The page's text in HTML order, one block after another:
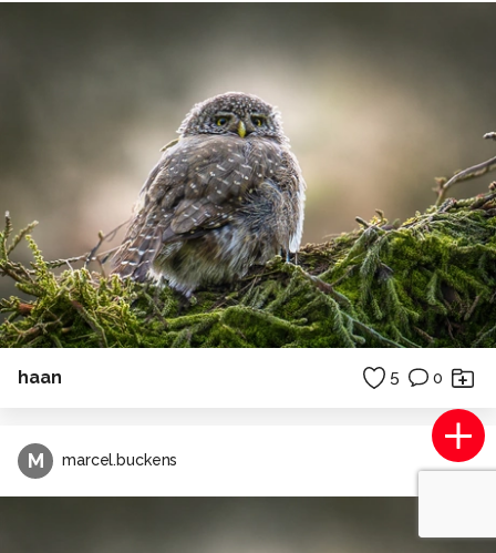
haan 5 0
M marcel.buckens